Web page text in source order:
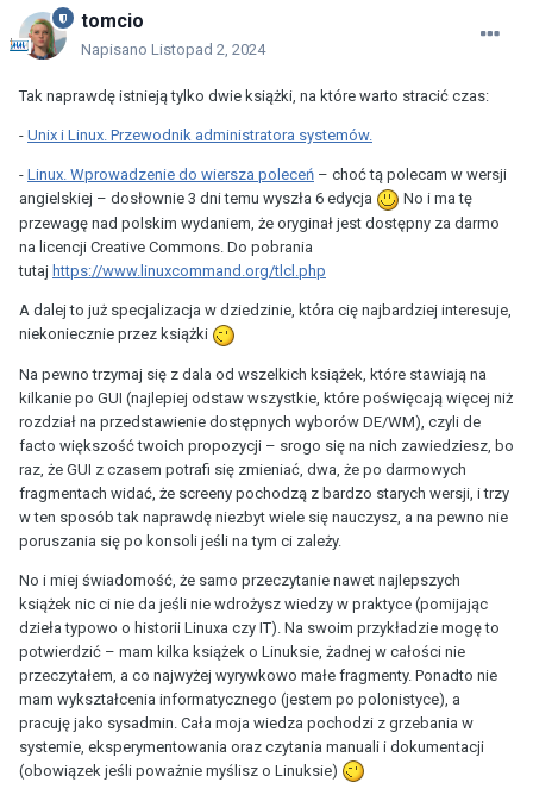
tomcio
Napisano Listopad 2, 2024
Tak naprawdę istnieją tylko dwie książki, na które warto stracić czas:
- Unix i Linux. Przewodnik administratora systemów.
- Linux. Wprowadzenie do wiersza poleceń – choć tą polecam w wersji
angielskiej – dosłownie 3 dni temu wyszła 6 edycja
No i ma tę
przewagę nad polskim wydaniem, że oryginał jest dostępny za darmo
na licencji Creative Commons. Do pobrania
tutaj https://www.linuxcommand.org/tlcl.php
A dalej to już specjalizacja w dziedzinie, która cię najbardziej interesuje,
niekoniecznie przez książki
Na pewno trzymaj się z dala od wszelkich książek, które stawiają na
kilkanie po GUI (najlepiej odstaw wszystkie, które poświęcają więcej niż
rozdział na przedstawienie dostępnych wyborów DE/WM), czyli de
facto większość twoich propozycji – srogo się na nich zawiedziesz, bo
raz, że GUI z czasem potrafi się zmieniać, dwa, że po darmowych
fragmentach widać, że screeny pochodzą z bardzo starych wersji, i trzy
w ten sposób tak naprawdę niezbyt wiele się nauczysz, a na pewno nie
poruszania się po konsoli jeśli na tym ci zależy.
No i miej świadomość, że samo przeczytanie nawet najlepszych
książek nic ci nie da jeśli nie wdrożysz wiedzy w praktyce (pomijając
dzieła typowo o historii Linuxa czy IT). Na swoim przykładzie mogę to
potwierdzić – mam kilka książek o Linuksie, żadnej w całości nie
przeczytałem, a co najwyżej wyrywkowo małe fragmenty. Ponadto nie
mam wykształcenia informatycznego (jestem po polonistyce), a
pracuję jako sysadmin. Cała moja wiedza pochodzi z grzebania w
systemie, eksperymentowania oraz czytania manuali i dokumentacji
(obowiązek jeśli poważnie myślisz o Linuksie)